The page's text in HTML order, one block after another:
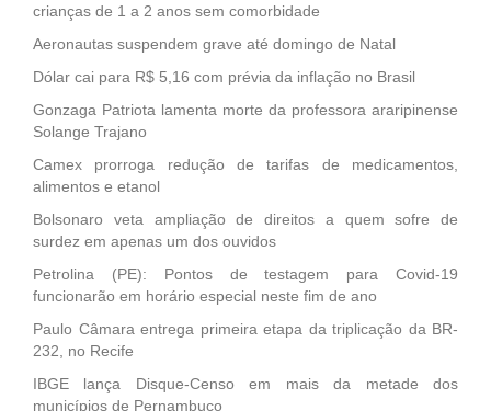
crianças de 1 a 2 anos sem comorbidade
Aeronautas suspendem grave até domingo de Natal
Dólar cai para R$ 5,16 com prévia da inflação no Brasil
Gonzaga Patriota lamenta morte da professora araripinense
Solange Trajano
Camex prorroga redução de tarifas de medicamentos,
alimentos e etanol
Bolsonaro veta ampliação de direitos a quem sofre de
surdez em apenas um dos ouvidos
Petrolina (PE): Pontos de testagem para Covid-19
funcionarão em horário especial neste fim de ano
Paulo Câmara entrega primeira etapa da triplicação da BR-
232, no Recife
IBGE lança Disque-Censo em mais da metade dos
municípios de Pernambuco